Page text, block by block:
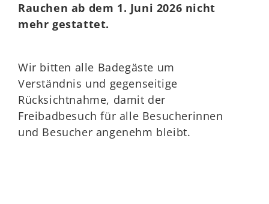
Rauchen ab dem 1. Juni 2026 nicht
mehr gestattet.
Wir bitten alle Badegäste um
Verständnis und gegenseitige
Rücksichtnahme, damit der
Freibadbesuch für alle Besucherinnen
und Besucher angenehm bleibt.